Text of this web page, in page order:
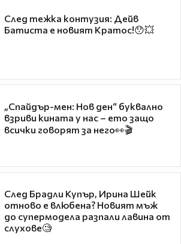
След тежка контузия: Дейв
Батиста е новият Кратос!😯💥
„Спайдър-мен: Нов ден“ буквално
взриви кината у нас – ето защо
всички говорят за него👀🎬
След Брадли Купър, Ирина Шейк
отново е влюбена? Новият мъж
до супермодела разпали лавина от
слухове🧐